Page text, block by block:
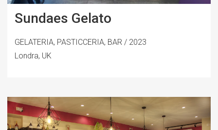
Sundaes Gelato
GELATERIA, PASTICCERIA, BAR / 2023
Londra, UK